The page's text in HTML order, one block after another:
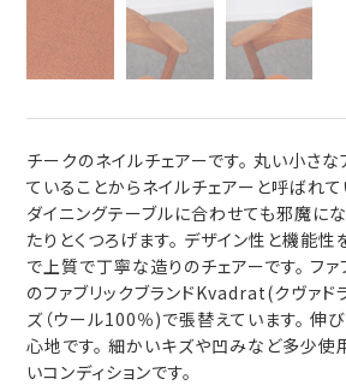
チークのネイルチェアーです。 丸い小さ
ていることからネイルチェアーと呼ばれて
ダイニングテーブルに合わせても邪魔に
たりとくつろげます。 デザイン性と機能
で上質で丁寧な造りのチェアーです。 フ
のファブリックブランドKvadrat(クヴァ
ズ（ウール100％)で張替えています。 伸
心地です。 細かいキズや凹みなど多少使
いコンディションです。